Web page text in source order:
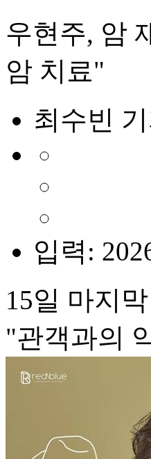
우현주, 암
암 치료"
최수빈
입력:
15일 마지
"관객과의